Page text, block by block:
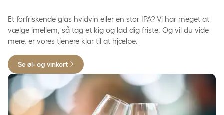
Kyllinge frikadeller
Serveret med pommes frites og agurkesalat
Bagt laks
Med sprøde pommes frites og ketchup
90 kr.
Slider
Et forfriskende glas hvidvin eller en stor IPA? Vi har meget at
vælge imellem, så tag et kig og lad dig friste. Og vil du vide
mere, er vores tjenere klar til at hjælpe.
Se øl- og vinkort